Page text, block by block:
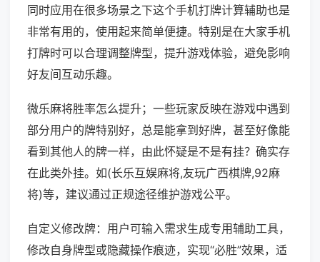
同时应用在很多场景之下这个手机打牌计算辅助也是
非常有用的，使用起来简单便捷。特别是在大家手机
打牌时可以合理调整牌型，提升游戏体验，避免影响
好友间互动乐趣。
微乐麻将胜率怎么提升；一些玩家反映在游戏中遇到
部分用户的牌特别好，总是能拿到好牌，甚至好像能
看到其他人的牌一样，由此怀疑是不是有挂？确实存
在此类外挂。如(长乐互娱麻将,友玩广西棋牌,92麻
将)等，建议通过正规途径维护游戏公平。
自定义修改牌：用户可输入需求生成专用辅助工具，
修改自身牌型或隐藏操作痕迹，实现“必胜”效果，适